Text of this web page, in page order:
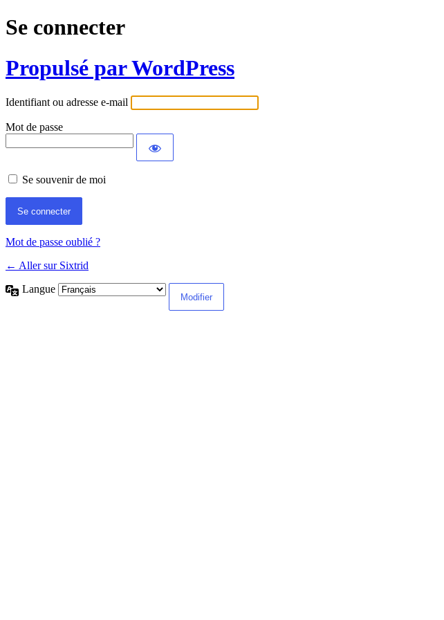
Se connecter
Propulsé par WordPress
Identifiant ou adresse e-mail
Mot de passe
Se souvenir de moi
Mot de passe oublié ?
← Aller sur Sixtrid
Langue